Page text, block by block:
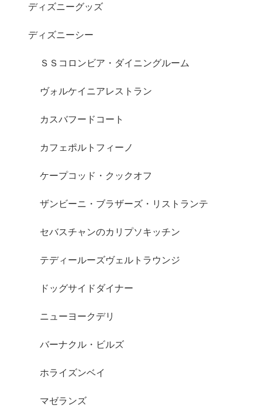
ディズニーグッズ
ディズニーシー
ＳＳコロンビア・ダイニングルーム
ヴォルケイニアレストラン
カスバフードコート
カフェポルトフィーノ
ケープコッド・クックオフ
ザンビーニ・ブラザーズ・リストランテ
セバスチャンのカリプソキッチン
テディールーズヴェルトラウンジ
ドッグサイドダイナー
ニューヨークデリ
バーナクル・ビルズ
ホライズンベイ
マゼランズ